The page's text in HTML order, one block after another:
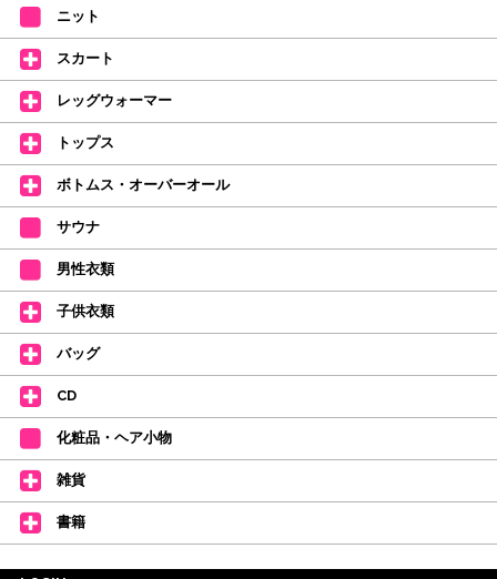
全店、ご予約不要です(18:30まで)。タイツ・ソックス・トウパッドを
持参してください。
皆さまのダンスライフをサポートできるようなさまざまな商品をご紹介して
おります。
【新商品はこちらから】 ←ここをクリック♪
ニット
スカート
レッグウォーマー
トップス
ボトムス・オーバーオール
サウナ
男性衣類
子供衣類
バッグ
CD
化粧品・ヘア小物
雑貨
書籍